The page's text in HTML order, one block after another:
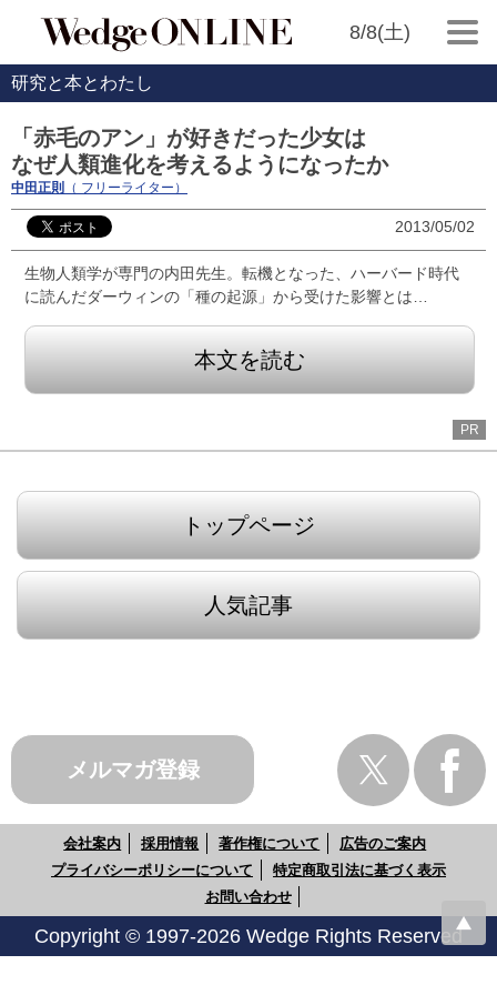
8/8(土)
研究と本とわたし
「赤毛のアン」が好きだった少女は
なぜ人類進化を考えるようになったか
中田正則 （ フリーライター）
2013/05/02
生物人類学が専門の内田先生。転機となった、ハーバード時代
に読んだダーウィンの「種の起源」から受けた影響とは…
本文を読む
PR
トップページ
人気記事
メルマガ登録
会社案内 採用情報 著作権について
広告のご案内
プライバシーポリシーについて
特定商取引法に基づく表示
お問い合わせ
Copyright © 1997-2026 Wedge Rights Reserved